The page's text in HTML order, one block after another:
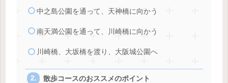
中之島公園を通って、天神橋に向かう
南天満公園を通って、川崎橋に向かう
川崎橋、大坂橋を渡り、大阪城公園へ
散歩コースのおススメのポイント